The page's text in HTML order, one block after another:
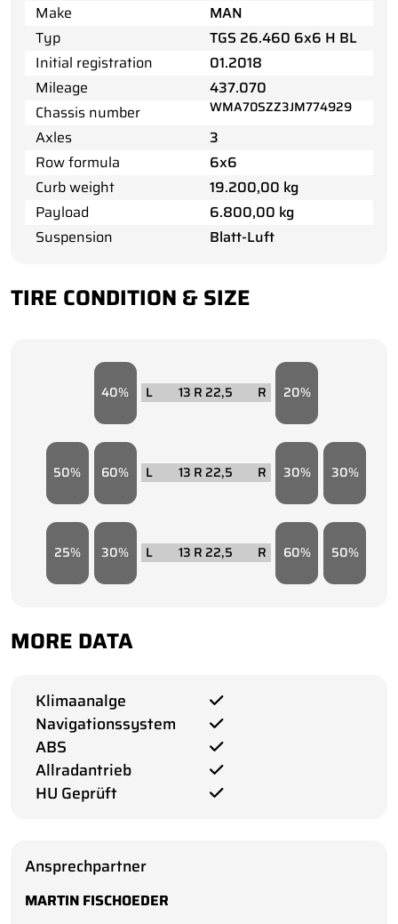
Make
MAN
Typ
TGS 26.460 6x6 H BL
Initial registration
01.2018
Mileage
437.070
Chassis number
WMA70SZZ3JM774929
Axles
3
Row formula
6x6
Curb weight
19.200,00 kg
Payload
6.800,00 kg
Suspension
Blatt-Luft
TIRE CONDITION & SIZE
40 13 R 22,5 20
50 60 13 R 22,5 30 30
25 30 13 R 22,5 60 50
MORE DATA
Klimaanalge
Navigationssystem
ABS
Allradantrieb
HU Geprüft
Ansprechpartner
MARTIN FISCHOEDER